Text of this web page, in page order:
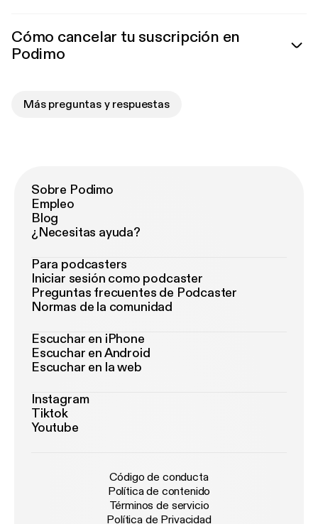
Cómo cancelar tu suscripción en
Podimo
Más preguntas y respuestas
Sobre Podimo
Empleo
Blog
¿Necesitas ayuda?
Para podcasters
Iniciar sesión como podcaster
Preguntas frecuentes de Podcaster
Normas de la comunidad
Escuchar en iPhone
Escuchar en Android
Escuchar en la web
Instagram
Tiktok
Youtube
Código de conducta
Política de contenido
Términos de servicio
Política de Privacidad